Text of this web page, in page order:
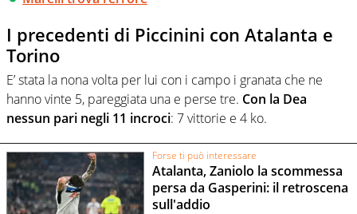
I precedenti di Piccinini con Atalanta e
Torino
E’ stata la nona volta per lui con i campo i granata che ne
hanno vinte 5, pareggiata una e perse tre. Con la Dea
nessun pari negli 11 incroci: 7 vittorie e 4 ko.
Forse ti può interessare
Atalanta, Zaniolo la scommessa
persa da Gasperini: il retroscena
sull'addio